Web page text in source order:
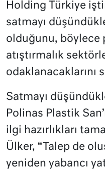
Holding Türkiye
satmayı
olduğunu, böylece
atıştırmalık
odaklanacaklarını
Satmayı
Polinas Plastik
ilgi hazırlıkları
Ülker, “Talep de
yeniden yabancı